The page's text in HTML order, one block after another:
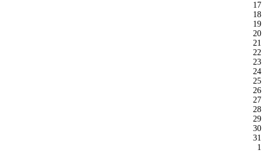
17
18
19
20
21
22
23
24
25
26
27
28
29
30
31
1